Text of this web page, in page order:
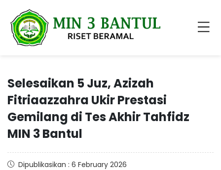
Selesaikan 5 Juz, Azizah
Fitriaazzahra Ukir Prestasi
Gemilang di Tes Akhir Tahfidz
MIN 3 Bantul
Dipublikasikan : 6 February 2026